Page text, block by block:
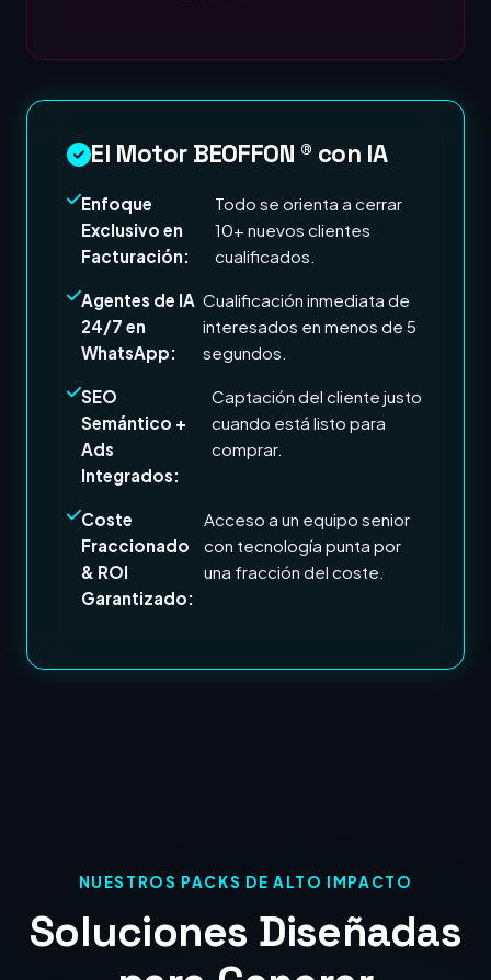
El Motor BEOFFON ® con IA
Enfoque
Exclusivo en
Facturación:
Todo se orienta a cerrar
10+ nuevos clientes
cualificados.
Agentes de IA
24/7 en
WhatsApp:
Cualificación inmediata de
interesados en menos de 5
segundos.
SEO
Semántico +
Ads
Integrados:
Captación del cliente justo
cuando está listo para
comprar.
Coste
Fraccionado
& ROI
Garantizado:
Acceso a un equipo senior
con tecnología punta por
una fracción del coste.
NUESTROS PACKS DE ALTO IMPACTO
Soluciones Diseñadas